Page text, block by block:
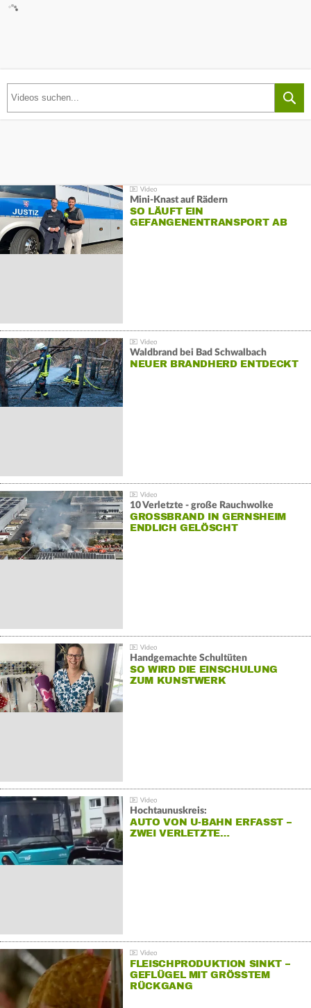
Mini-Knast auf Rädern
SO LÄUFT EIN
GEFANGENENTRANSPORT AB
Waldbrand bei Bad Schwalbach
NEUER BRANDHERD ENTDECKT
10 Verletzte - große Rauchwolke
GROSSBRAND IN GERNSHEIM E
NDLICH GELÖSCHT
Handgemachte Schultüten
SO WIRD DIE EINSCHULUNG
ZUM KUNSTWERK
Hochtaunuskreis:
AUTO VON U-BAHN ERFASST –
ZWEI VERLETZTE…
FLEISCHPRODUKTION SINKT –
GEFLÜGEL MIT GRÖSSTEM R
ÜCKGANG